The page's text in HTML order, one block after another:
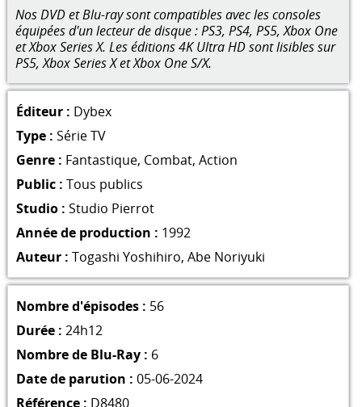
Nos DVD et Blu-ray sont compatibles avec les consoles
équipées d'un lecteur de disque : PS3, PS4, PS5, Xbox One
et Xbox Series X. Les éditions 4K Ultra HD sont lisibles sur
PS5, Xbox Series X et Xbox One S/X.
Éditeur : Dybex
Type : Série TV
Genre : Fantastique, Combat, Action
Public : Tous publics
Studio : Studio Pierrot
Année de production : 1992
Auteur : Togashi Yoshihiro, Abe Noriyuki
Nombre d'épisodes : 56
Durée : 24h12
Nombre de Blu-Ray : 6
Date de parution : 05-06-2024
Référence : D8480